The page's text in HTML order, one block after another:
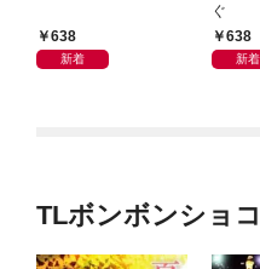
638
新着
ぐ
638
新着
TLボンボンショ